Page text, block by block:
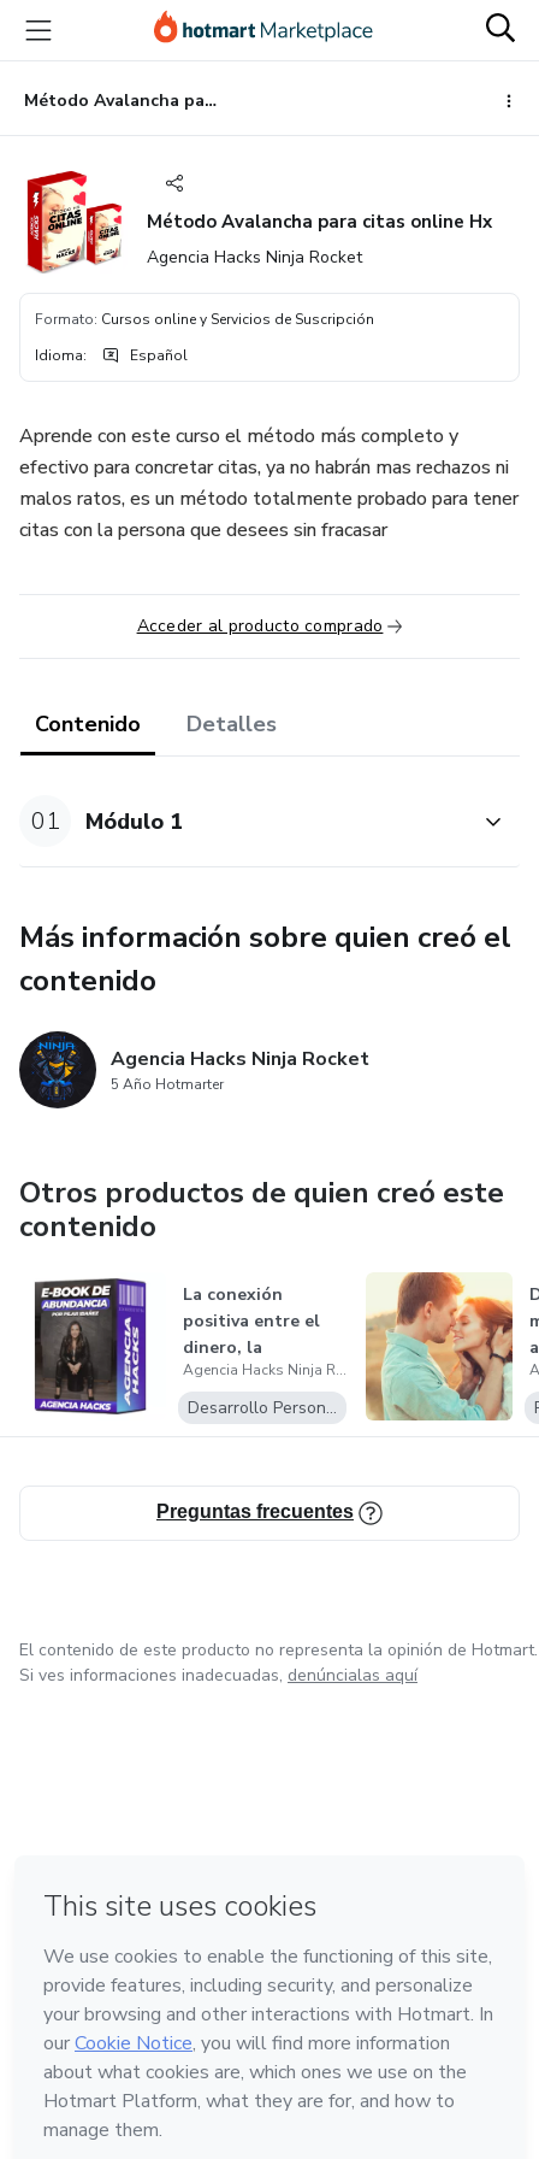
principal
página
de
página
Método Avalancha para citas online Hx
Método Avalancha para citas online Hx
Agencia Hacks Ninja Rocket
Formato: Cursos online y Servicios de Suscripción
Idioma: Español
Aprende con este curso el método más completo y
efectivo para concretar citas, ya no habrán mas rechazos ni
malos ratos, es un método totalmente probado para tener
citas con la persona que desees sin fracasar
Acceder al producto comprado
Contenido Detalles
01 Módulo 1
Más información sobre quien creó el
contenido
Agencia Hacks Ninja Rocket
5 Año Hotmarter
Otros productos de quien creó este
contenido
La conexión
positiva entre el
dinero, la
espiritualidad y la...
Agencia Hacks Ninja Rocket
Desarrollo Personal
Preguntas frecuentes
El contenido de este producto no representa la opinión de Hotmart.
Si ves informaciones inadecuadas, denúncialas aquí
Hecho con❤ en Ciudad de México
Conoce Hotmart
Idioma
Español